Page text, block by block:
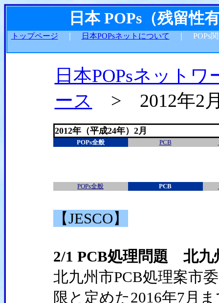
日本 POPs（残留性
トップページ 日本POPsネットについて ｜ POPs
日本POPsネットワ
ース
> 2012年2
2012年（平成24年）2月
POPs全般 PCB
POPs全般 PCB
【JESCO】
2/1 PCB処理問題 北九
北九州市PCB処理案市
限と定めた2016年7月